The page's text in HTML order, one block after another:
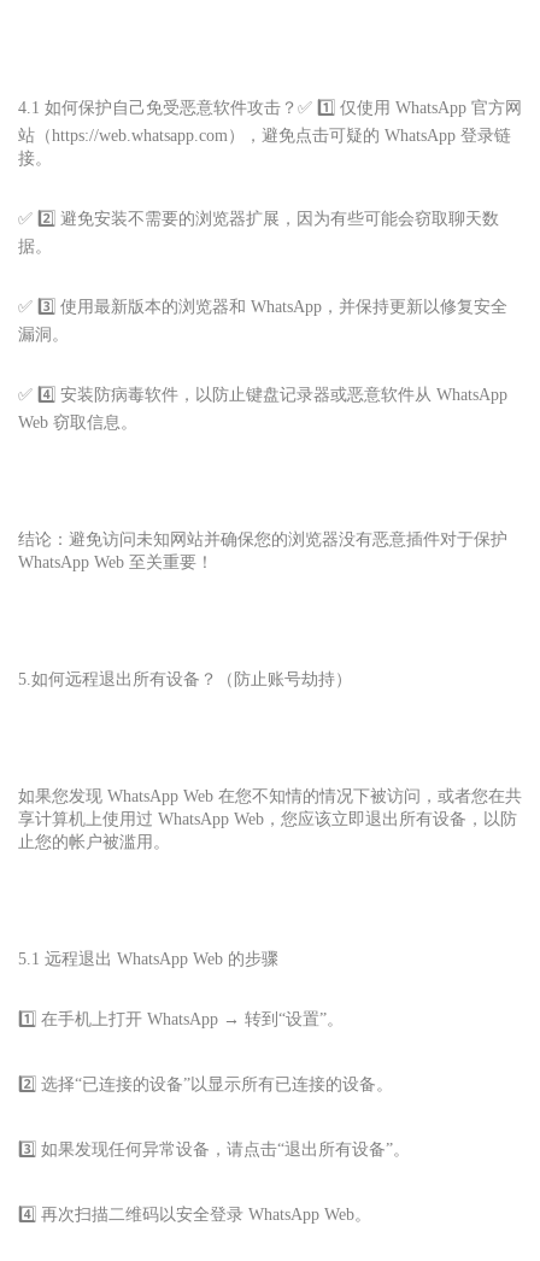
4.1 如何保护自己免受恶意软件攻击？✅ 1️⃣ 仅使用 WhatsApp 官方网
站（https://web.whatsapp.com），避免点击可疑的 WhatsApp 登录链
接。
✅ 2️⃣ 避免安装不需要的浏览器扩展，因为有些可能会窃取聊天数
据。
✅ 3️⃣ 使用最新版本的浏览器和 WhatsApp，并保持更新以修复安全
漏洞。
✅ 4️⃣ 安装防病毒软件，以防止键盘记录器或恶意软件从 WhatsApp
Web 窃取信息。
结论：避免访问未知网站并确保您的浏览器没有恶意插件对于保护
WhatsApp Web 至关重要！
5.如何远程退出所有设备？（防止账号劫持）
如果您发现 WhatsApp Web 在您不知情的情况下被访问，或者您在共
享计算机上使用过 WhatsApp Web，您应该立即退出所有设备，以防
止您的帐户被滥用。
5.1 远程退出 WhatsApp Web 的步骤
1️⃣ 在手机上打开 WhatsApp → 转到“设置”。
2️⃣ 选择“已连接的设备”以显示所有已连接的设备。
3️⃣ 如果发现任何异常设备，请点击“退出所有设备”。
4️⃣ 再次扫描二维码以安全登录 WhatsApp Web。